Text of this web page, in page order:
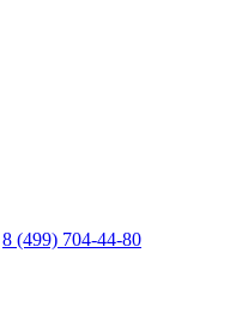
8 (499) 704-44-80